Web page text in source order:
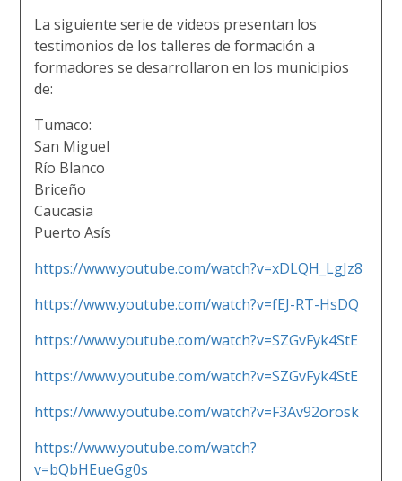
La siguiente serie de videos presentan los
testimonios de los talleres de formación a
formadores se desarrollaron en los municipios
de:
Tumaco:
San Miguel
Río Blanco
Briceño
Caucasia
Puerto Asís
https://www.youtube.com/watch?v=xDLQH_LgJz8
https://www.youtube.com/watch?v=fEJ-RT-HsDQ
https://www.youtube.com/watch?v=SZGvFyk4StE
https://www.youtube.com/watch?v=SZGvFyk4StE
https://www.youtube.com/watch?v=F3Av92orosk
https://www.youtube.com/watch?
v=bQbHEueGg0s